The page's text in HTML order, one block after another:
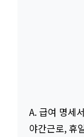
A. 급여 명세
야간근로, 휴